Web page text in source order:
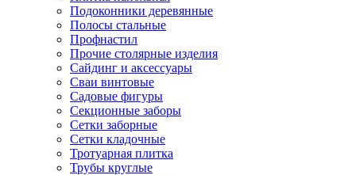
Подоконники деревянные
Полосы стальные
Профнастил
Прочие столярные изделия
Сайдинг и аксессуары
Сваи винтовые
Садовые фигуры
Секционные заборы
Сетки заборные
Сетки кладочные
Тротуарная плитка
Трубы круглые